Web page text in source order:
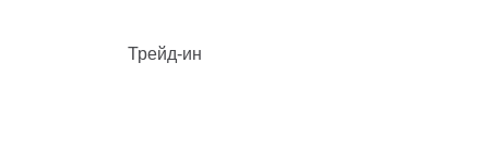
Трейд-ин